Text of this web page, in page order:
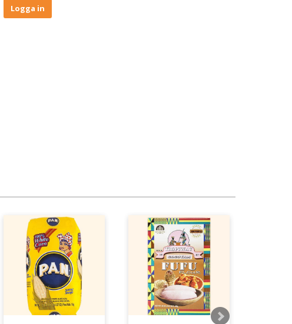
Logga in